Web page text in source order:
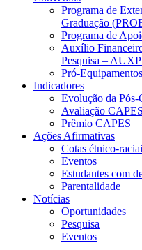
Programa de
Graduação
Programa de
Auxílio
Pesquisa –
Pró-Equipamentos
Indicadores
Evolução da Pós-
Avaliação CAPES
Prêmio CAPES
Ações Afirmativas
Cotas étnico-
Eventos
Estudantes com
Parentalidade
Notícias
Oportunidades
Pesquisa
Eventos